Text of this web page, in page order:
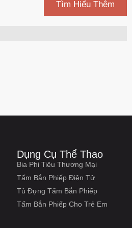
Tìm Hiểu Thêm
Dụng Cụ Thể Thao
Bia Phi Tiêu Thương Mại
Tấm Bắn Phiếp Điện Tử
Tủ Đựng Tấm Bắn Phiếp
Tấm Bắn Phiếp Cho Trẻ Em